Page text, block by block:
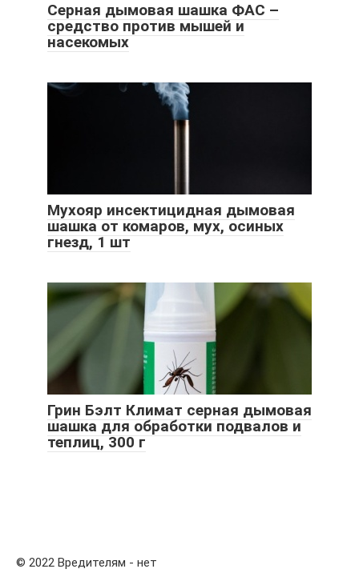
Серная дымовая шашка ФАС –
средство против мышей и
насекомых
Мухояр инсектицидная дымовая
шашка от комаров, мух, осиных
гнезд, 1 шт
Грин Бэлт Климат серная дымовая
шашка для обработки подвалов и
теплиц, 300 г
© 2022 Вредителям - нет